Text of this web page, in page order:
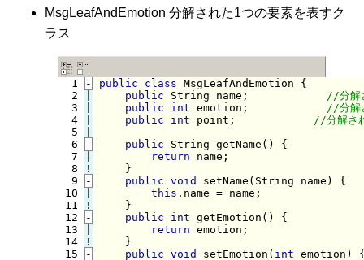
MsgLeafAndEmotion 分解された1つの要素を表すク
ラス
  1
  2
  3
  4
  5
  6
  7
  8
  9
10
11
12
13
14
15
-
-
!
-
!
-
!
-
public class MsgLeafAndEmotion {
public String name;
public
int emotion;
public
int point;
public String getName() {
return name;
}
public void setName(String name) {
this .name = name;
}
public
int getEmotion() {
return emotion;
}
public void setEmotion( int emotion)